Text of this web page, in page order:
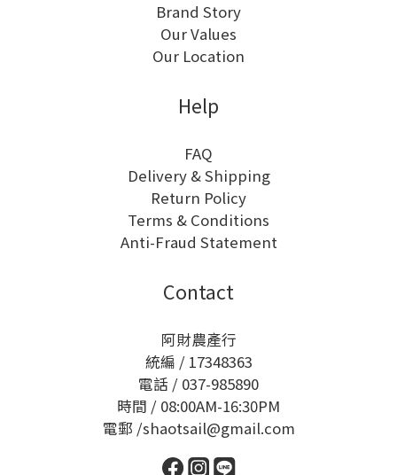
Brand Story
Our Values
Our Location
Help
FAQ
Delivery & Shipping
Return Policy
Terms & Conditions
Anti-Fraud Statement
Contact
阿財農產行
統編 / 17348363
電話 / 037-985890
時間 / 08:00AM-16:30PM
電郵 /shaotsail@gmail.com